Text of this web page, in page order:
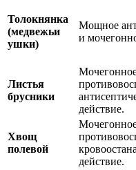
Толокнянка
(медвежьи
ушки)
Мощное
и
Листья
брусники
действие.
Хвощ
полевой
действие.